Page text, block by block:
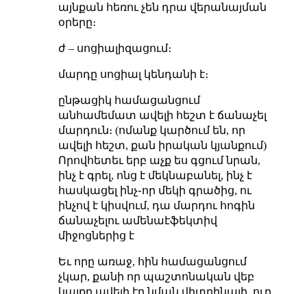
այնքան հեռու չեն դրա վերանայման
օրերը։
ժ – սոցիալիզացում։
մարդը սոցիալ կենդանի է։
ընթացիկ համացանցում
անհամեմատ ավելի հեշտ է ճանաչել
մարդուն։ (ոմանք կարծում են, որ
ավելի հեշտ, քան իրական կյանքում)
Որովհետեւ երբ աչք ես գցում նրան,
ինչ է գրել, ոնց է մեկնաբանել, ինչ է
հասկացել ինչ֊որ մեկի գրածից, ու
ինչով է կիսվում, դա մարդու հոգին
ճանաչելու ամենաէֆեկտիվ
միջոցներից է
Եւ որը առաջ, հին համացանցում
չկար, քանի որ պաշտոնական վեբ
կայքը ավելի էր նման վիտրինայի, ուր